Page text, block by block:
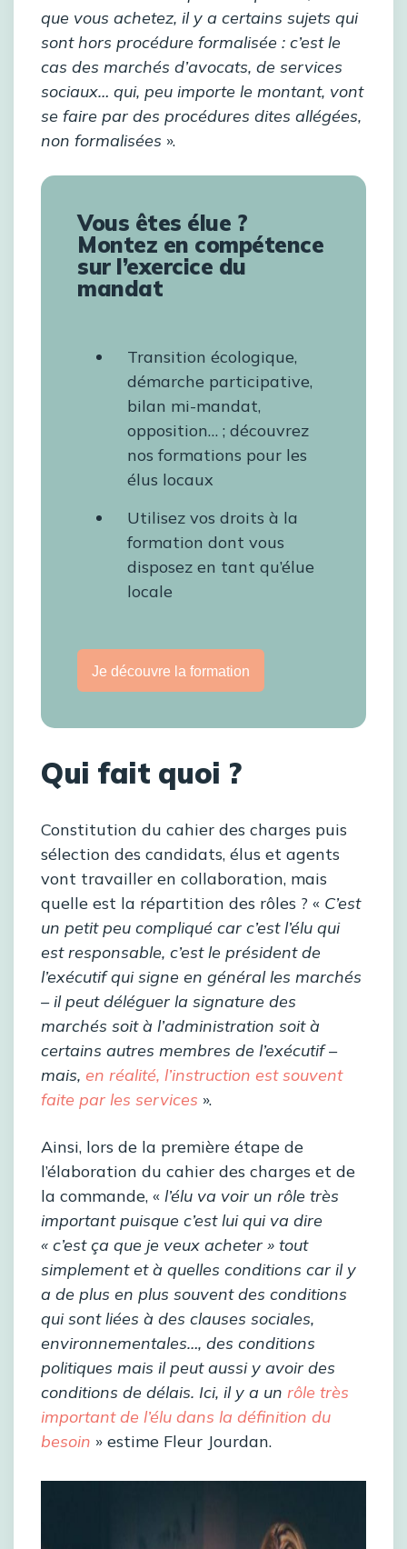
que vous achetez, il y a certains sujets qui
sont hors procédure formalisée : c’est le
cas des marchés d’avocats, de services
sociaux… qui, peu importe le montant, vont
se faire par des procédures dites allégées,
non formalisées ».
Vous êtes élue ?
Montez en compétence
sur l’exercice du
mandat
Transition écologique,
démarche participative,
bilan mi-mandat,
opposition… ; découvrez
nos formations pour les
élus locaux
Utilisez vos droits à la
formation dont vous
disposez en tant qu’élue
locale
Je découvre la formation
Qui fait quoi ?
Constitution du cahier des charges puis
sélection des candidats, élus et agents
vont travailler en collaboration, mais
quelle est la répartition des rôles ? « C’est
un petit peu compliqué car c’est l’élu qui
est responsable, c’est le président de
l’exécutif qui signe en général les marchés
– il peut déléguer la signature des
marchés soit à l’administration soit à
certains autres membres de l’exécutif –
mais, en réalité, l’instruction est souvent
faite par les services ».
Ainsi, lors de la première étape de
l’élaboration du cahier des charges et de
la commande, « l’élu va voir un rôle très
important puisque c’est lui qui va dire
« c’est ça que je veux acheter » tout
simplement et à quelles conditions car il y
a de plus en plus souvent des conditions
qui sont liées à des clauses sociales,
environnementales…, des conditions
politiques mais il peut aussi y avoir des
conditions de délais. Ici, il y a un rôle très
important de l’élu dans la définition du
besoin » estime Fleur Jourdan.